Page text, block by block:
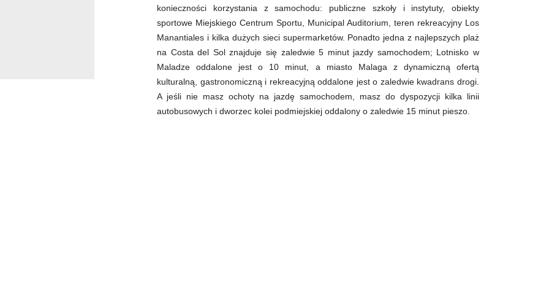
konieczności korzystania z samochodu: publiczne szkoły i instytuty, obiekty
sportowe Miejskiego Centrum Sportu, Municipal Auditorium, teren rekreacyjny Los
Manantiales i kilka dużych sieci supermarketów. Ponadto jedna z najlepszych plaż
na Costa del Sol znajduje się zaledwie 5 minut jazdy samochodem; Lotnisko w
Maladze oddalone jest o 10 minut, a miasto Malaga z dynamiczną ofertą
kulturalną, gastronomiczną i rekreacyjną oddalone jest o zaledwie kwadrans drogi.
A jeśli nie masz ochoty na jazdę samochodem, masz do dyspozycji kilka linii
autobusowych i dworzec kolei podmiejskiej oddalony o zaledwie 15 minut pieszo.